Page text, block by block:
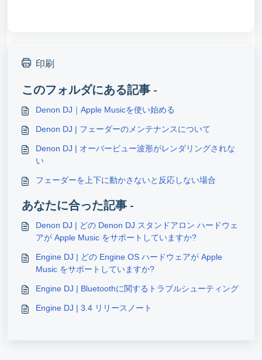
印刷
このフォルダにある記事 -
Denon DJ｜Apple Musicを使い始める
Denon DJ | フェーダーのメンテナンスについて
Denon DJ | オーバービュー波形がレンダリングされな
い
フェーダーを上下に動かさないと反応しない場合
あなたに合った記事 -
Denon DJ | どの Denon DJ スタンドアロン ハードウェ
アが Apple Music をサポートしていますか?
Engine DJ | どの Engine OS ハードウェアが Apple
Music をサポートしていますか?
Engine DJ | Bluetoothに関するトラブルシューティング
Engine DJ | 3.4 リリースノート